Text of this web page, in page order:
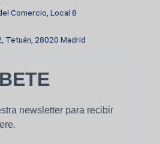
Comercio, Local 8
Tetuán, 28020 Madrid
newsletter para recibir